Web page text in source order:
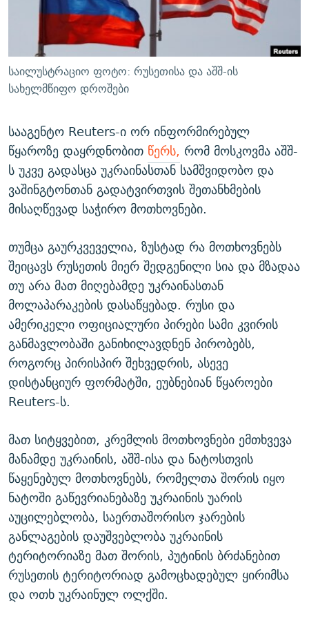
ᲛᲝᲚᲐᲞᲐᲠᲐᲙᲔ ᲢᲔᲥᲡᲢᲔᲑᲘ
ᲨᲘᲜ - ᲣᲪᲮᲝᲔᲗᲨᲘ
ᲚᲘᲢᲔᲠᲐᲢᲣᲠᲣᲚᲘ ᲬᲐᲮᲜᲐᲒᲔᲑᲘ
ᲐᲛᲔᲠᲘᲙᲣᲚᲘ ᲛᲝᲗᲮᲠᲝᲑᲐ
ᲩᲔᲛᲘ ᲡᲘᲙᲕᲓᲘᲚᲘᲡ ᲛᲘᲖᲔᲖᲘᲐ COVID-19
11 ᲬᲔᲚᲘ - 11 ᲐᲛᲑᲐᲕᲘ
ᲡᲐᲞᲐᲠᲚᲐᲛᲔᲜᲢᲝ ᲐᲠᲩᲔᲕᲜᲔᲑᲘᲡ ᲘᲡᲢᲝᲠᲘᲐ
ᲑᲐᲕᲨᲕᲔᲑᲘ ᲞᲠᲝᲡᲢᲘᲢᲣᲪᲘᲐᲨᲘ - ᲐᲛᲝᲣᲗᲥᲛᲔᲚᲘ ᲐᲛᲑᲐᲕᲘ
ᲐᲒᲕᲘᲡᲢᲝᲡ ᲝᲛᲘ
ПРИВЕТ ᲙᲣᲚᲢᲣᲠᲐ
ᲒᲐᲛᲝᲘᲬᲔᲠᲔ
საილუსტრაციო ფოტო: რუსეთისა და აშშ-ის
სახელმწიფო დროშები
სააგენტო Reuters-ი ორ ინფორმირებულ
წყაროზე დაყრდნობით წერს, რომ მოსკოვმა აშშ-
ს უკვე გადასცა უკრაინასთან სამშვიდობო და
ვაშინგტონთან გადატვირთვის შეთანხმების
მისაღწევად საჭირო მოთხოვნები.
თუმცა გაურკვეველია, ზუსტად რა მოთხოვნებს
შეიცავს რუსეთის მიერ შედგენილი სია და მზადაა
თუ არა მათ მიღებამდე უკრაინასთან
მოლაპარაკების დასაწყებად. რუსი და
ამერიკელი ოფიციალური პირები სამი კვირის
განმავლობაში განიხილავდნენ პირობებს,
როგორც პირისპირ შეხვედრის, ასევე
დისტანციურ ფორმატში, ეუბნებიან წყაროები
Reuters-ს.
მათ სიტყვებით, კრემლის მოთხოვნები ემთხვევა
მანამდე უკრაინის, აშშ-ისა და ნატოსთვის
წაყენებულ მოთხოვნებს, რომელთა შორის იყო
ნატოში გაწევრიანებაზე უკრაინის უარის
აუცილებლობა, საერთაშორისო ჯარების
განლაგების დაუშვებლობა უკრაინის
ტერიტორიაზე მათ შორის, პუტინის ბრძანებით
რუსეთის ტერიტორიად გამოცხადებულ ყირიმსა
და ოთხ უკრაინულ ოლქში.